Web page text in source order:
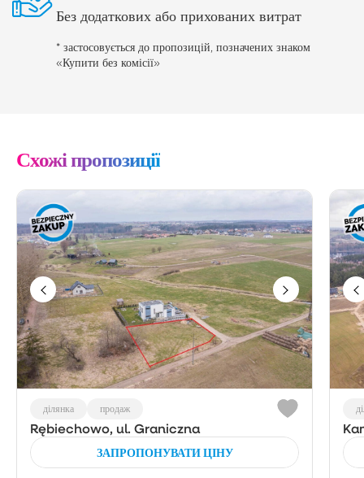
Без додаткових або прихованих витрат
* застосовується до пропозицій, позначених знаком
«Купити без комісії»
Схожі пропозиції
ділянка продаж
Rębiechowo, ul. Graniczna
ЗАПРОПОНУВАТИ ЦІНУ